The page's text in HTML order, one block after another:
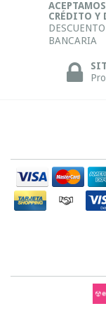
CRÉDITO Y
BANCARIA